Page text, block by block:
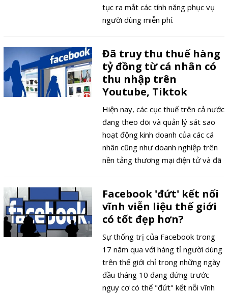
tục ra mắt các tính năng phục vụ
người dùng miễn phí.
Đã truy thu thuế hàng
tỷ đồng từ cá nhân có
thu nhập trên
Youtube, Tiktok
Hiện nay, các cục thuế trên cả nước
đang theo dõi và quản lý sát sao
hoạt động kinh doanh của các cá
nhân cũng như doanh nghiệp trên
nền tảng thương mại điện tử và đã
triển khai áp dụng các biện pháp
công nghệ thông tin để rà soát cơ
sở dữ liệu trên mạng Facebook đã
phát hiện 13.422 chủ tài khoản
Facebook trên địa bàn Hà Nội có
các hoạt động quảng cáo và bán
hàng qua mạng.
Facebook 'đứt' kết nối
vĩnh viễn liệu thế giới
có tốt đẹp hơn?
Sự thống trị của Facebook trong
17 năm qua với hàng tỉ người dùng
trên thế giới chỉ trong những ngày
đầu tháng 10 đang đứng trước
nguy cơ có thể "đứt" kết nỗi vĩnh